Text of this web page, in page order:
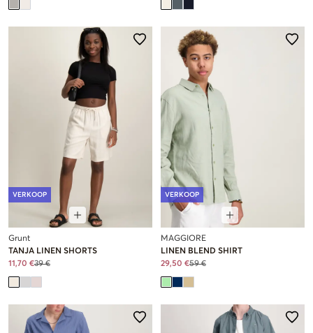
VERKOOP
Grunt
TANJA LINEN SHORTS
11,70 €39 €
VERKOOP
MAGGIORE
LINEN BLEND SHIRT
29,50 €59 €